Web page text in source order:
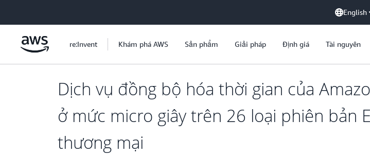
English
re:Invent Khám phá AWS Sản phẩm Giải pháp Định giá Tài nguyên
Dịch vụ đồng bộ hóa thời gian của
ở mức micro giây trên 26 loại phiên bản
thương mại